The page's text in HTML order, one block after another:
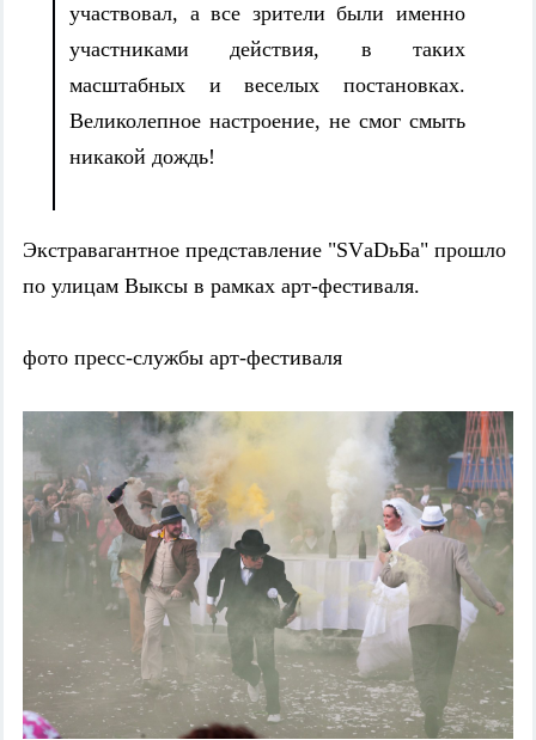
участвовал, а все зрители были именно
участниками действия, в таких
масштабных и веселых постановках.
Великолепное настроение, не смог смыть
никакой дождь!
Экстравагантное представление "SVаDьБа" прошло
по улицам Выксы в рамках арт-фестиваля.
фото пресс-службы арт-фестиваля